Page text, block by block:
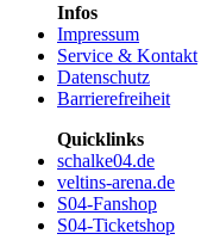
Infos
Impressum
Service & Kontakt
Datenschutz
Barrierefreiheit
Quicklinks
schalke04.de
veltins-arena.de
S04-Fanshop
S04-Ticketshop